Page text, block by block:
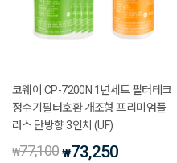
코웨이 CP-7200N 1년세트 필터테크
정수기필터호환 개조형 프리미엄플
러스 단방향 3인치 (UF)
₩77,100 ₩73,250